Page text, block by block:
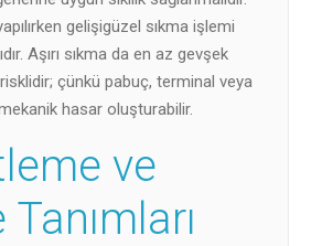
gelişigüzel sıkma işlemi
Aşırı sıkma da en az gevşek
çünkü pabuç, terminal veya
hasar oluşturabilir.
ve